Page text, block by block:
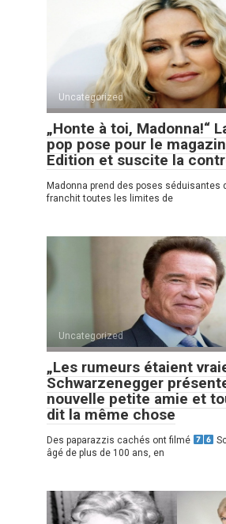
Uncategorized
„Honte à toi, Madonna!“
pop pose pour le
Edition et suscite la
Madonna prend des poses séduisantes
franchit toutes les limites de
Uncategorized
„Les rumeurs étaient
Schwarzenegger
nouvelle petite amie et
dit la même chose
Des paparazzis cachés ont filmé
âgé de plus de 100 ans, en